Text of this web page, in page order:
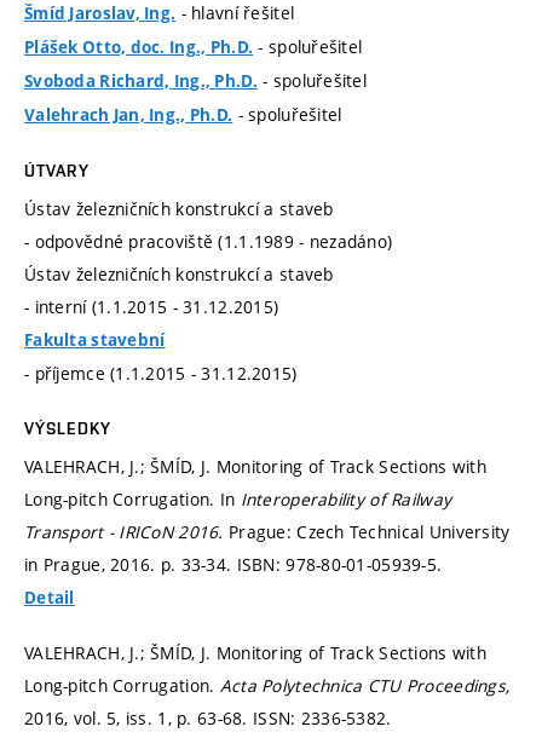
Šmíd Jaroslav, Ing. - hlavní řešitel
Plášek Otto, doc. Ing., Ph.D. - spoluřešitel
Svoboda Richard, Ing., Ph.D. - spoluřešitel
Valehrach Jan, Ing., Ph.D. - spoluřešitel
ÚTVARY
Ústav železničních konstrukcí a staveb
- odpovědné pracoviště (1.1.1989 - nezadáno)
Ústav železničních konstrukcí a staveb
- interní (1.1.2015 - 31.12.2015)
Fakulta stavební
- příjemce (1.1.2015 - 31.12.2015)
VÝSLEDKY
VALEHRACH, J.; ŠMÍD, J. Monitoring of Track Sections with
Long-pitch Corrugation. In Interoperability of Railway
Transport - IRICoN 2016. Prague: Czech Technical University
in Prague, 2016. p. 33-34. ISBN: 978-80-01-05939-5.
Detail
VALEHRACH, J.; ŠMÍD, J. Monitoring of Track Sections with
Long-pitch Corrugation. Acta Polytechnica CTU Proceedings,
2016, vol. 5, iss. 1, p. 63-68. ISSN: 2336-5382.